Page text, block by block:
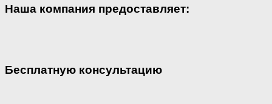
Наша компания предоставляет:
Бесплатную консультацию